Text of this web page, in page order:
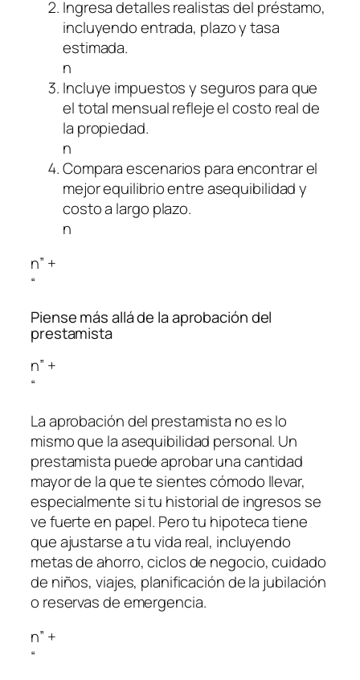
Ingresa detalles realistas del préstamo,
incluyendo entrada, plazo y tasa
estimada.
n
Incluye impuestos y seguros para que
el total mensual refleje el costo real de
la propiedad.
n
Compara escenarios para encontrar el
mejor equilibrio entre asequibilidad y
costo a largo plazo.
n
n” +
“
Piense más allá de la aprobación del
prestamista
n” +
“
La aprobación del prestamista no es lo
mismo que la asequibilidad personal. Un
prestamista puede aprobar una cantidad
mayor de la que te sientes cómodo llevar,
especialmente si tu historial de ingresos se
ve fuerte en papel. Pero tu hipoteca tiene
que ajustarse a tu vida real, incluyendo
metas de ahorro, ciclos de negocio, cuidado
de niños, viajes, planificación de la jubilación
o reservas de emergencia.
n” +
“